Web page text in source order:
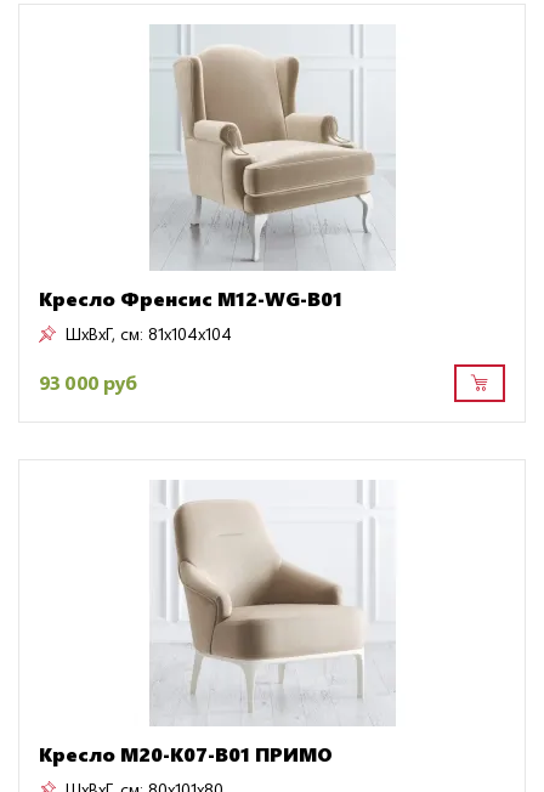
Кресло Френсис M12-WG-B01
ШxВxГ, см: 81x104x104
93 000 руб
Кресло M20-K07-B01 ПРИМО